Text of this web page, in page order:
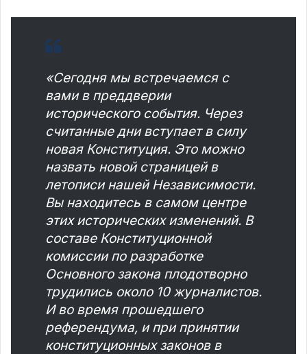
«Сегодня мы встречаемся с
вами в преддверии
исторического события. Через
считанные дни вступает в силу
новая Конституция. Это можно
назвать новой страницей в
летописи нашей Независимости.
Вы находитесь в самом центре
этих исторических изменений. В
составе Конституционной
комиссии по разработке
Основного закона плодотворно
трудились около 10 журналистов.
И во время прошедшего
референдума, и при принятии
конституционных законов в